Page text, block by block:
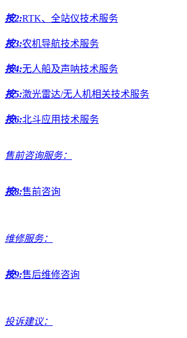
按2:RTK、全站仪技术服务
按3:农机导航技术服务
按4:无人船及声呐技术服务
按5:激光雷达/无人机相关技术服务
按6:北斗应用技术服务
售前咨询服务：
按8:售前咨询
维修服务：
按9:售后维修咨询
投诉建议：